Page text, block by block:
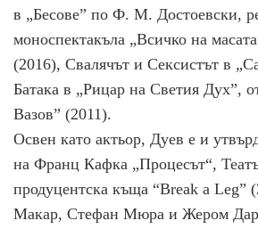
в „Бесове” по Ф. М. Достоевски,
моноспектакъла „Всичко на
(2016), Свалячът и Сексистът в
Батака в „Рицар на Светия Дух”,
Вазов” (2011).
Освен като актьор, Дуев е и
на Франц Кафка „Процесът“,
продуцентска къща “Break a Leg”
Макар, Стефан Мюра и Жером